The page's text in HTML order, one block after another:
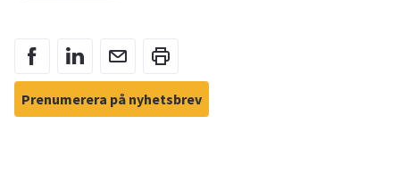
Prenumerera på nyhetsbrev